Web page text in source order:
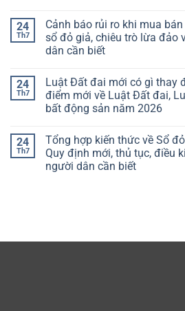
24
Th7
Cảnh báo rủi ro khi mua
sổ đỏ giả, chiêu trò lừa đảo
dân cần biết
24
Th7
Luật Đất đai mới có gì thay
điểm mới về Luật Đất đai,
bất động sản năm 2026
24
Th7
Tổng hợp kiến thức về Sổ
Quy định mới, thủ tục, điều
người dân cần biết